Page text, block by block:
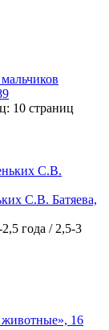
10 страниц
С.В. Батяева,
года / 2,5-3